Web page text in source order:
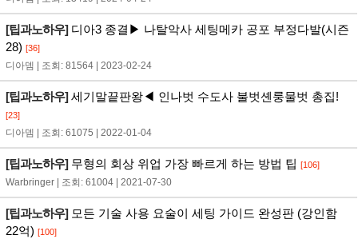
[팁과노하우]디아3 종결▶ 나탈악사 세팅메카 공포 부정다발(시즌
28) [36]
디아뎀 | 조회: 81564 | 2023-02-24
[팁과노하우]세기말끝판왕◀ 인나벗 수도사 불벗셴룽물벗 총집!
[23]
디아뎀 | 조회: 61075 | 2022-01-04
[팁과노하우]무형의 회상 위업 가장 빠르게 하는 방법 팁 [106]
Warbringer | 조회: 61004 | 2021-07-30
[팁과노하우]모든 기술 사용 요술이 세팅 가이드 완성판 (강인함
22억) [100]